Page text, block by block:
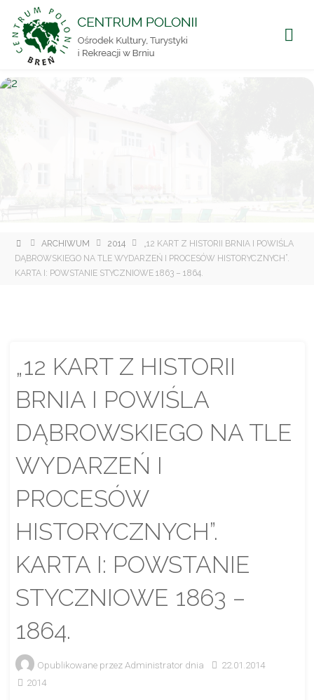
Strona
główna
ARCHIWUM 2014
„12 KART Z HISTORII BRNIA I POWIŚLA
DĄBROWSKIEGO NA TLE WYDARZEŃ I PROCESÓW HISTORYCZNYCH”.
KARTA I: POWSTANIE STYCZNIOWE 1863 – 1864.
„12 KART Z HISTORII
BRNIA I POWIŚLA
DĄBROWSKIEGO NA TLE
WYDARZEŃ I
PROCESÓW
HISTORYCZNYCH”.
KARTA I: POWSTANIE
STYCZNIOWE 1863 –
1864.
Opublikowane przezAdministrator dnia
22.01.2014
2014